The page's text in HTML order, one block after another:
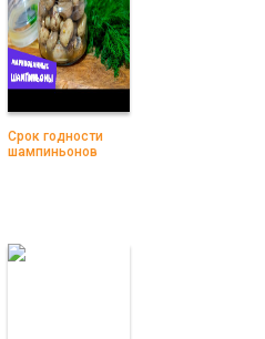
Срок годности
шампиньонов